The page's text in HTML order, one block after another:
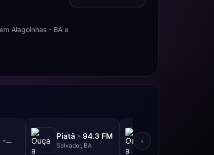
Alagoinhas - BA e
-
Piatã - 94.3 FM
Salvador, BA
101.3 FM
›